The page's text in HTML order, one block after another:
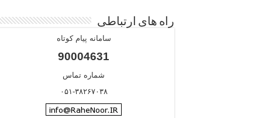
راه های ارتباطی
سامانه پیام کوتاه
90004631
شماره تماس
۰۵۱-۳۸۲۶۷۰۳۸